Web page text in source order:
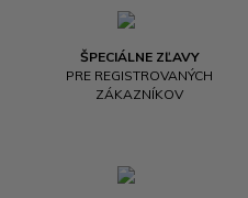
ŠPECIÁLNE ZĽAVY
PRE REGISTROVANÝCH
ZÁKAZNÍKOV